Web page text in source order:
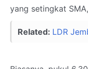
yang setingkat
Related: LDR